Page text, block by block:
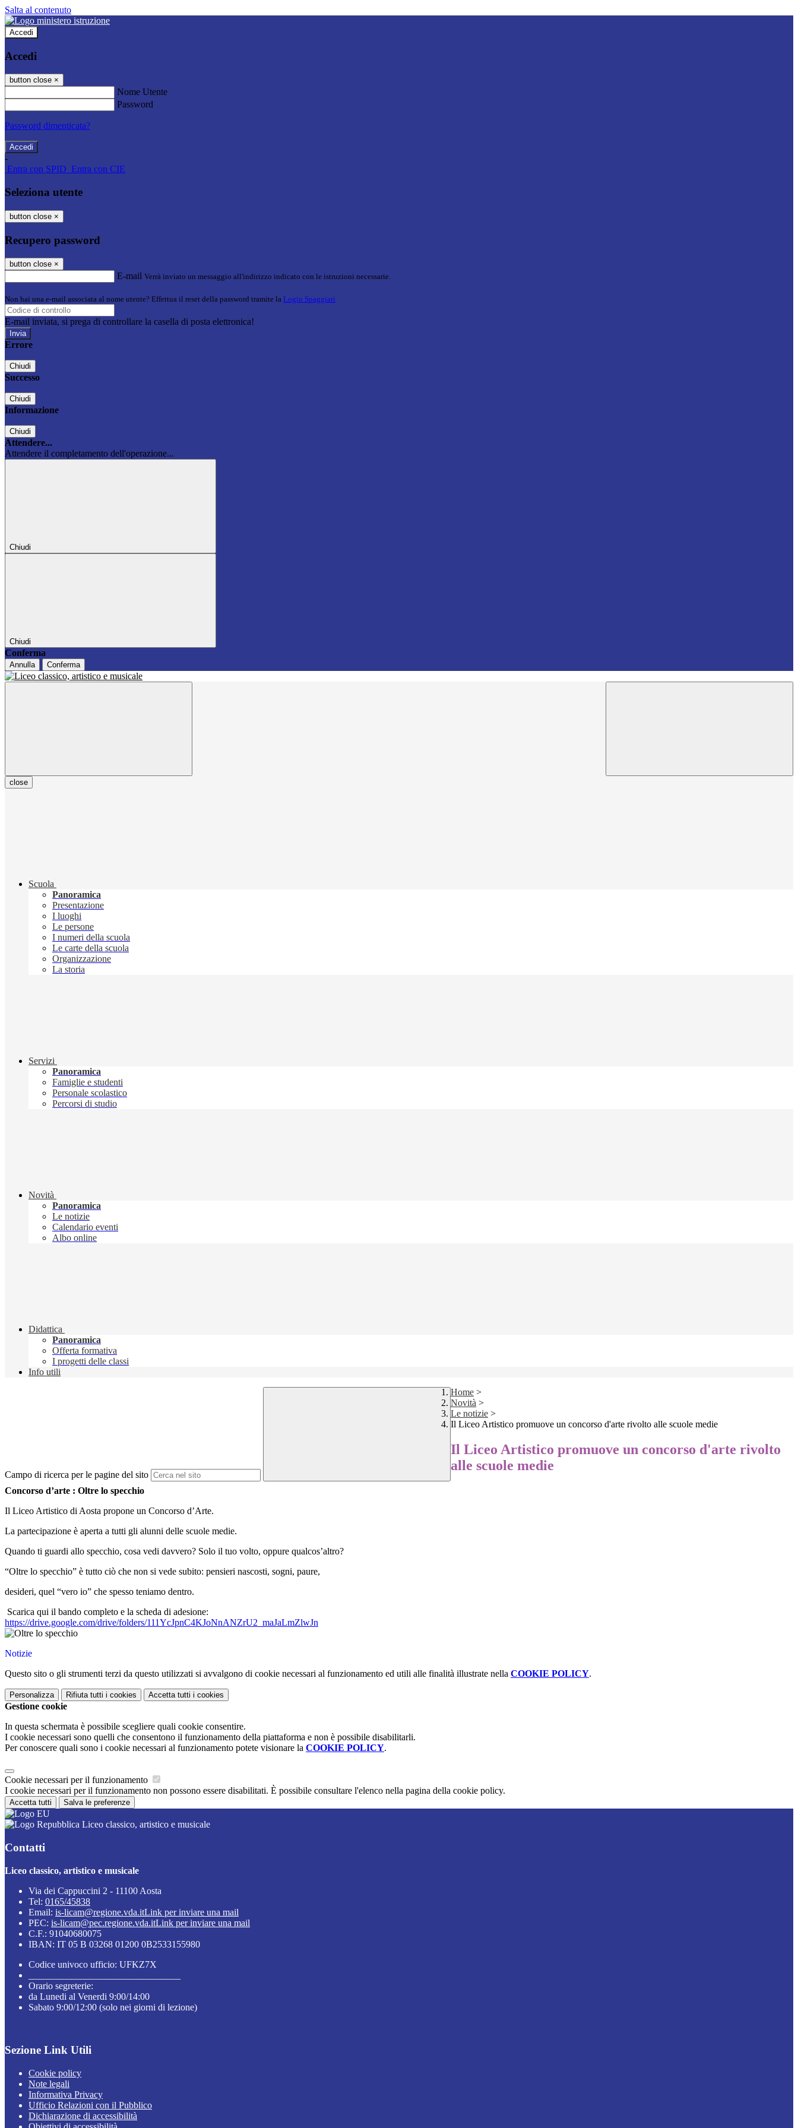
Salta al contenuto
Accedi
Accedi
button close ×
Nome Utente
Password
Password dimenticata?
-
Entra con SPID Entra con CIE
Seleziona utente
button close ×
Recupero password
button close ×
E-mail Verrà inviato un messaggio all'indirizzo indicato con le istruzioni necessarie.
Non hai una e-mail associata al nome utente? Effettua il reset della password tramite la Login Spaggiari
E-mail inviata, si prega di controllare la casella di posta elettronica!
Errore
Chiudi
Successo
Chiudi
Informazione
Chiudi
Attendere...
Attendere il completamento dell'operazione...
Chiudi
Chiudi
Conferma
Annulla Conferma
close
Scuola
Panoramica
Presentazione
I luoghi
Le persone
I numeri della scuola
Le carte della scuola
Organizzazione
La storia
Servizi
Panoramica
Famiglie e studenti
Personale scolastico
Percorsi di studio
Novità
Panoramica
Le notizie
Calendario eventi
Albo online
Didattica
Panoramica
Offerta formativa
I progetti delle classi
Info utili
Campo di ricerca per le pagine del sito
Home >
Novità >
Le notizie >
Il Liceo Artistico promuove un concorso d'arte rivolto alle scuole medie
Il Liceo Artistico promuove un concorso d'arte rivolto
alle scuole medie
Concorso d’arte : Oltre lo specchio
Il Liceo Artistico di Aosta propone un Concorso d’Arte.
La partecipazione è aperta a tutti gli alunni delle scuole medie.
Quando ti guardi allo specchio, cosa vedi davvero? Solo il tuo volto, oppure qualcos’altro?
“Oltre lo specchio” è tutto ciò che non si vede subito: pensieri nascosti, sogni, paure,
desideri, quel “vero io” che spesso teniamo dentro.
Scarica qui il bando completo e la scheda di adesione:
https://drive.google.com/drive/folders/111YcJpnC4KJoNnANZrU2_ maJaLmZlwJn
Notizie
Questo sito o gli strumenti terzi da questo utilizzati si avvalgono di cookie necessari al funzionamento ed utili alle finalità illustrate nella COOKIE POLICY.
Personalizza Rifiuta tutti i cookies Accetta tutti i cookies
Gestione cookie
In questa schermata è possibile scegliere quali cookie consentire.
I cookie necessari sono quelli che consentono il funzionamento della piattaforma e non è possibile disabilitarli.
Per conoscere quali sono i cookie necessari al funzionamento potete visionare la COOKIE POLICY.
Cookie necessari per il funzionamento
I cookie necessari per il funzionamento non possono essere disabilitati. È possibile consultare l'elenco nella pagina della cookie policy.
Accetta tutti Salva le preferenze
Liceo classico, artistico e musicale
Contatti
Liceo classico, artistico e musicale
Via dei Cappuccini 2 - 11100 Aosta
Tel: 0165/45838
Email: is-licam@regione.vda.itLink per inviare una mail
PEC: is-licam@pec.regione.vda.itLink per inviare una mail
C.F.: 91040680075
IBAN: IT 05 B 03268 01200 0B2533155980
Codice univoco ufficio: UFKZ7X
Orario segreterie:
da Lunedi al Venerdi 9:00/14:00
Sabato 9:00/12:00 (solo nei giorni di lezione)
Sezione Link Utili
Cookie policy
Note legali
Informativa Privacy
Ufficio Relazioni con il Pubblico
Dichiarazione di accessibilità